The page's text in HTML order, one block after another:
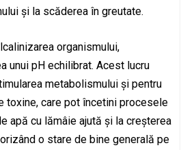
și la scăderea în greutate.
organismului,
unui pH echilibrat. Acest lucru
metabolismului și pentru
toxine, care pot încetini procesele
apă cu lămâie ajută și la creșterea
o stare de bine generală pe